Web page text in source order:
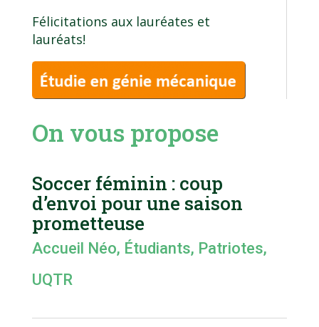
Félicitations aux lauréates et
lauréats!
On vous propose
Soccer féminin : coup
d’envoi pour une saison
prometteuse
Accueil Néo, Étudiants, Patriotes,
UQTR